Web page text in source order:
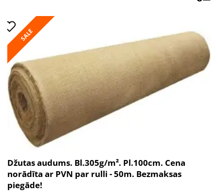
SALE
Džutas audums. Bl.305g/m². Pl.100cm. Cena
norādīta ar PVN par rulli - 50m. Bezmaksas
piegāde!